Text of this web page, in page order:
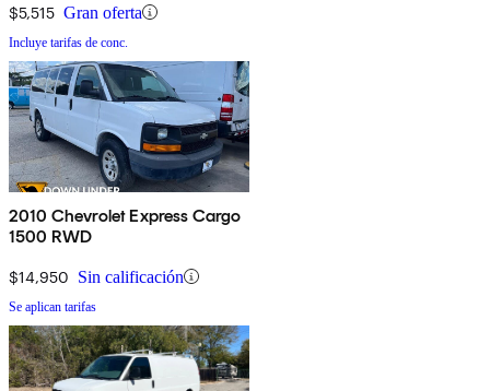
$5,515 Gran oferta
Incluye tarifas de conc.
2010 Chevrolet Express Cargo
1500 RWD
$14,950 Sin calificación
Se aplican tarifas